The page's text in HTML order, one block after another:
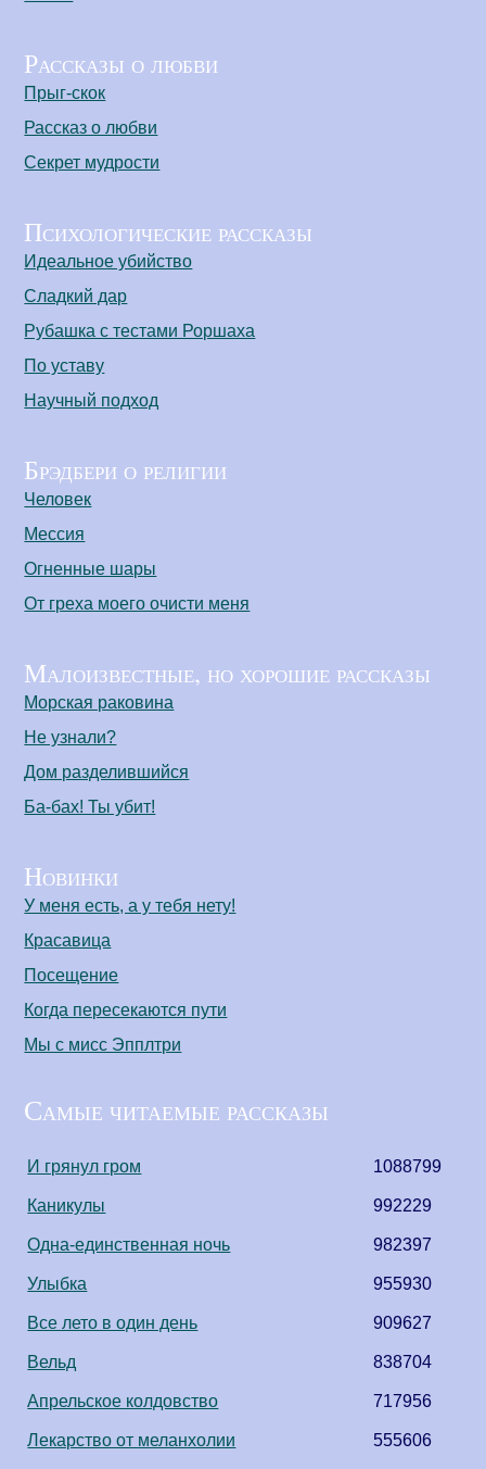
Рассказы о любви
Прыг-скок
Рассказ о любви
Секрет мудрости
Психологические рассказы
Идеальное убийство
Сладкий дар
Рубашка с тестами Роршаха
По уставу
Научный подход
Брэдбери о религии
Человек
Мессия
Огненные шары
От греха моего очисти меня
Малоизвестные, но хорошие рассказы
Морская раковина
Не узнали?
Дом разделившийся
Ба-бах! Ты убит!
Новинки
У меня есть, а у тебя нету!
Красавица
Посещение
Когда пересекаются пути
Мы с мисс Эпплтри
Самые читаемые рассказы
И грянул гром 1088799
Каникулы 992229
Одна-единственная ночь 982397
Улыбка 955930
Все лето в один день 909627
Вельд 838704
Апрельское колдовство 717956
Лекарство от меланхолии 555606